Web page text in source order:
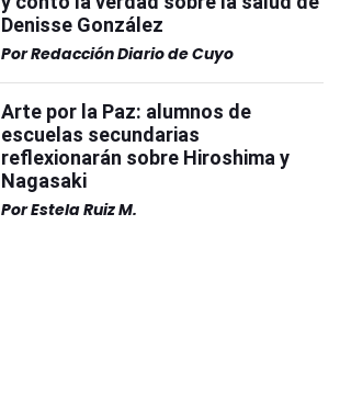
Denisse González
PorRedacción Diario de Cuyo
Arte por la Paz: alumnos de
escuelas secundarias
reflexionarán sobre Hiroshima y
Nagasaki
PorEstela Ruiz M.